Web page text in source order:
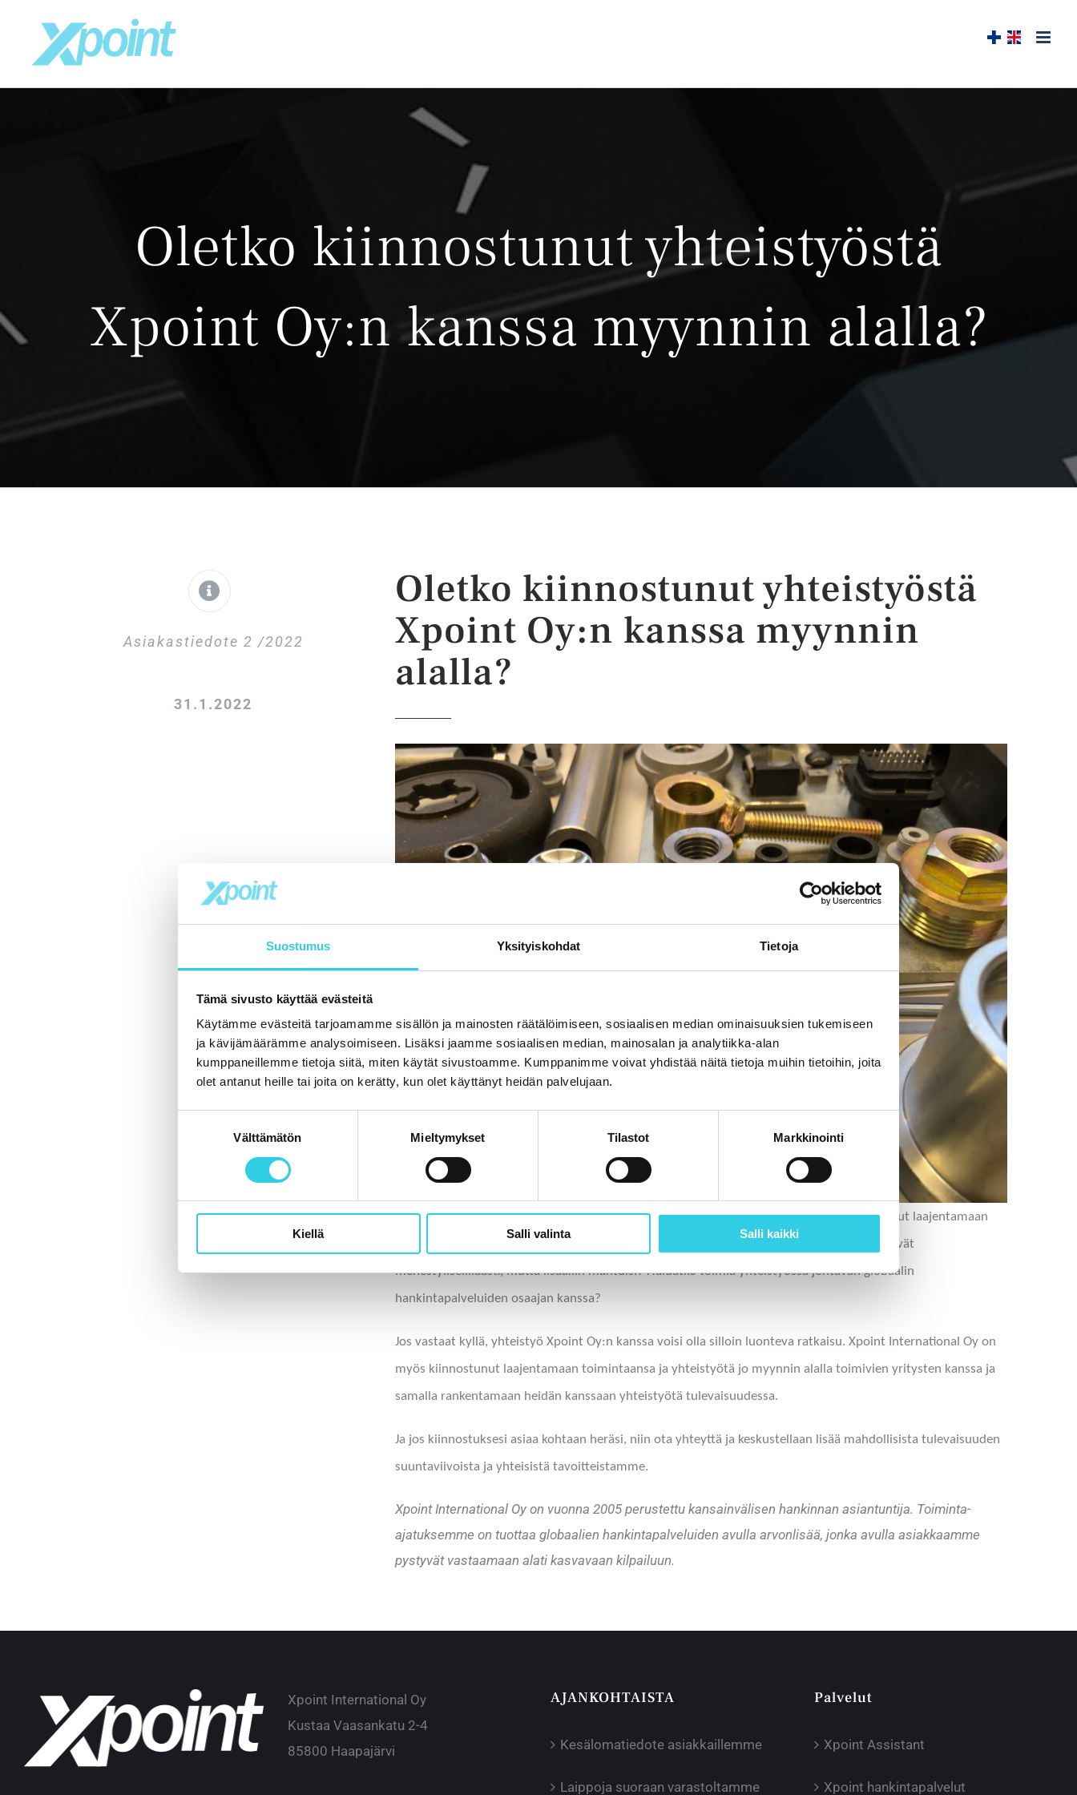
Suostumus Yksityiskohdat Tietoja
Tämä sivusto käyttää evästeitä
Käytämme evästeitä tarjoamamme sisällön ja mainosten räätälöimiseen, sosiaalisen median ominaisuuksien tukemiseen
ja kävijämäärämme analysoimiseen. Lisäksi jaamme sosiaalisen median, mainosalan ja analytiikka-alan
kumppaneillemme tietoja siitä, miten käytät sivustoamme. Kumppanimme voivat yhdistää näitä tietoja muihin tietoihin, joita
olet antanut heille tai joita on kerätty, kun olet käyttänyt heidän palvelujaan.
Välttämätön Mieltymykset Tilastot Markkinointi
Kiellä Salli valinta Salli kaikki
content
Oletko kiinnostunut yhteistyöstä
Xpoint Oy:n kanssa myynnin alalla?
Asiakastiedote 2 /2022
31.1.2022
Oletko kiinnostunut yhteistyöstä
Xpoint Oy:n kanssa myynnin
alalla?
Onko sinulla oma yritys ja asiakkaasi ovat valmistavassa teollisuudessa? Oletko kiinnostunut laajentamaan
tuotevalikoimaasi teknisen myynnin alalla? Onko sinun yritykselläsi jo tuotteita, jotka myyvät
menestyksekkäästi, mutta lisääkin mahtuisi? Haluatko toimia yhteistyössä johtavan globaalin
hankintapalveluiden osaajan kanssa?
Jos vastaat kyllä, yhteistyö Xpoint Oy:n kanssa voisi olla silloin luonteva ratkaisu. Xpoint International Oy on
myös kiinnostunut laajentamaan toimintaansa ja yhteistyötä jo myynnin alalla toimivien yritysten kanssa ja
samalla rankentamaan heidän kanssaan yhteistyötä tulevaisuudessa.
Ja jos kiinnostuksesi asiaa kohtaan heräsi, niin ota yhteyttä ja keskustellaan lisää mahdollisista tulevaisuuden
suuntaviivoista ja yhteisistä tavoitteistamme.
Xpoint International Oy on vuonna 2005 perustettu kansainvälisen hankinnan asiantuntija. Toiminta-
ajatuksemme on tuottaa globaalien hankintapalveluiden avulla arvonlisää, jonka avulla asiakkaamme
pystyvät vastaamaan alati kasvavaan kilpailuun.
Xpoint International Oy
Kustaa Vaasankatu 2-4
85800 Haapajärvi
AJANKOHTAISTA
Kesälomatiedote asiakkaillemme
Laippoja suoraan varastoltamme
Palvelut
Xpoint Assistant
Xpoint hankintapalvelut